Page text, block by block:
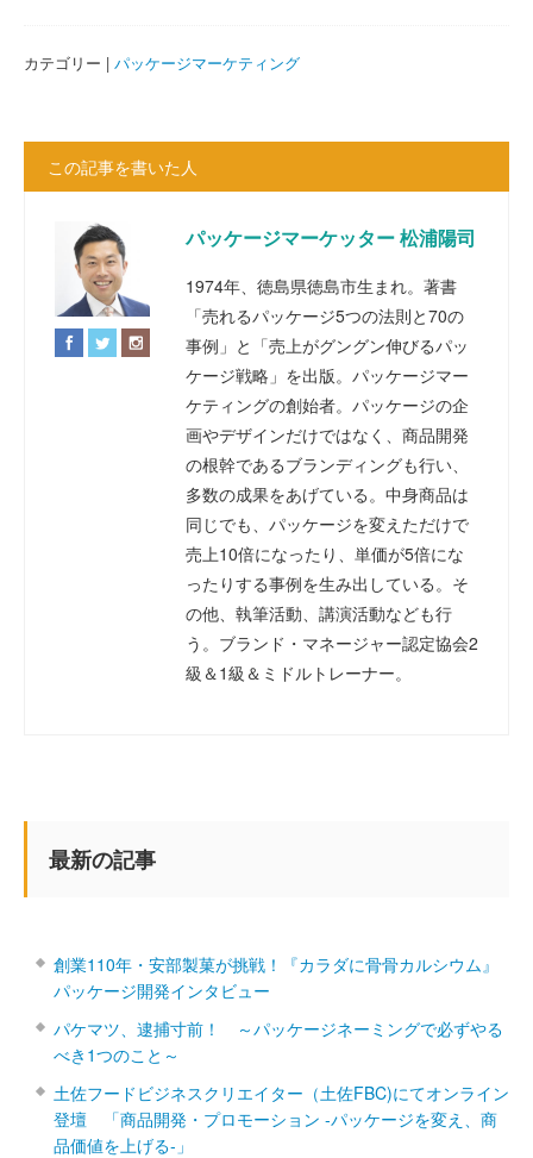
カテゴリー | パッケージマーケティング
この記事を書いた人
パッケージマーケッター 松浦陽司
1974年、徳島県徳島市生まれ。著書
「売れるパッケージ5つの法則と70の
事例」と「売上がグングン伸びるパッ
ケージ戦略」を出版。パッケージマー
ケティングの創始者。パッケージの企
画やデザインだけではなく、商品開発
の根幹であるブランディングも行い、
多数の成果をあげている。中身商品は
同じでも、パッケージを変えただけで
売上10倍になったり、単価が5倍にな
ったりする事例を生み出している。そ
の他、執筆活動、講演活動なども行
う。ブランド・マネージャー認定協会2
級＆1級＆ミドルトレーナー。
最新の記事
創業110年・安部製菓が挑戦！『カラダに骨骨カルシウム』
パッケージ開発インタビュー
パケマツ、逮捕寸前！ ～パッケージネーミングで必ずやる
べき1つのこと～
土佐フードビジネスクリエイター（土佐FBC)にてオンライン
登壇 「商品開発・プロモーション ‐パッケージを変え、商
品価値を上げる‐」